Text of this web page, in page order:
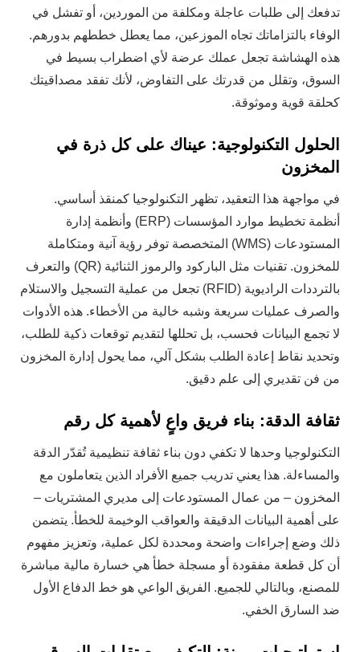
تدفعك إلى طلبات عاجلة ومكلفة من الموردين، أو تفشل في
الوفاء بالتزاماتك تجاه الموزعين، مما يعطل خططهم بدورهم.
هذه الهشاشة تجعل عملك عرضة لأي اضطراب بسيط في
السوق، وتقلل من قدرتك على التفاوض، لأنك تفقد مصداقيتك
كحلقة قوية وموثوقة.
الحلول التكنولوجية: عيناك على كل ذرة في
المخزون
في مواجهة هذا التعقيد، تظهر التكنولوجيا كمنقذ أساسي.
أنظمة تخطيط موارد المؤسسات (ERP) وأنظمة إدارة
المستودعات (WMS) المتخصصة توفر رؤية آنية ومتكاملة
للمخزون. تقنيات مثل الباركود والرموز الثنائية (QR) والتعرف
بالترددات الراديوية (RFID) تجعل من عملية التسجيل والاستلام
والصرف عمليات سريعة وشبه خالية من الأخطاء. هذه الأدوات
لا تجمع البيانات فحسب، بل تحللها لتقديم توقعات ذكية للطلب،
وتحديد نقاط إعادة الطلب بشكل آلي، مما يحول إدارة المخزون
من فن تقديري إلى علم دقيق.
ثقافة الدقة: بناء فريق واعٍ لأهمية كل رقم
التكنولوجيا وحدها لا تكفي دون بناء ثقافة تنظيمية تُقدّر الدقة
والمساءلة. هذا يعني تدريب جميع الأفراد الذين يتعاملون مع
المخزون – من عمال المستودعات إلى مديري المشتريات –
على أهمية البيانات الدقيقة والعواقب الوخيمة للخطأ. يتضمن
ذلك وضع إجراءات واضحة ومحددة لكل عملية، وتعزيز مفهوم
أن كل قطعة مفقودة أو مسجلة خطأ هي خسارة مالية مباشرة
للمصنع، وبالتالي للجميع. الفريق الواعي هو خط الدفاع الأول
ضد السارق الخفي.